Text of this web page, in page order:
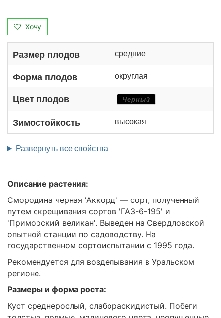
Хочу
Размер плодов средние
Форма плодов округлая
Цвет плодов Черный
Зимостойкость высокая
Развернуть все свойства
Описание растения:
Смородина черная 'Аккорд' — сорт, полученный
путем скрещивания сортов 'ГАЗ-6–195' и
'Приморский великан'. Выведен на Свердловской
опытной станции по садоводству. На
государственном сортоиспытании с 1995 года.
Рекомендуется для возделывания в Уральском
регионе.
Размеры и форма роста:
Куст среднерослый, слабораскидистый. Побеги